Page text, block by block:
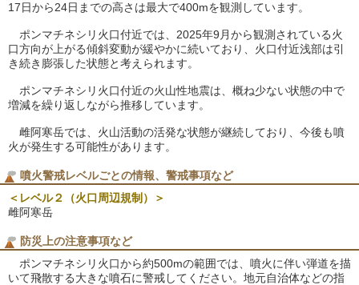
17日から24日までの高さは最大で400mを観測しています。
ポンマチネシリ火口付近では、2025年9月から観測されている火
口方向が上がる傾斜変動が緩やかに続いており、火口付近浅部は引
き続き膨張した状態と考えられます。
ポンマチネシリ火口付近の火山性地震は、概ね少ない状態の中で
増減を繰り返しながら推移しています。
雌阿寒岳では、火山活動の活発な状態が継続しており、今後も噴
火が発生する可能性があります。
噴火警戒レベルごとの情報、警戒事項など
＜レベル２（火口周辺規制）＞
雌阿寒岳
防災上の注意事項など
ポンマチネシリ火口から約500mの範囲では、噴火に伴い弾道を描
いて飛散する大きな噴石に警戒してください。地元自治体などの指